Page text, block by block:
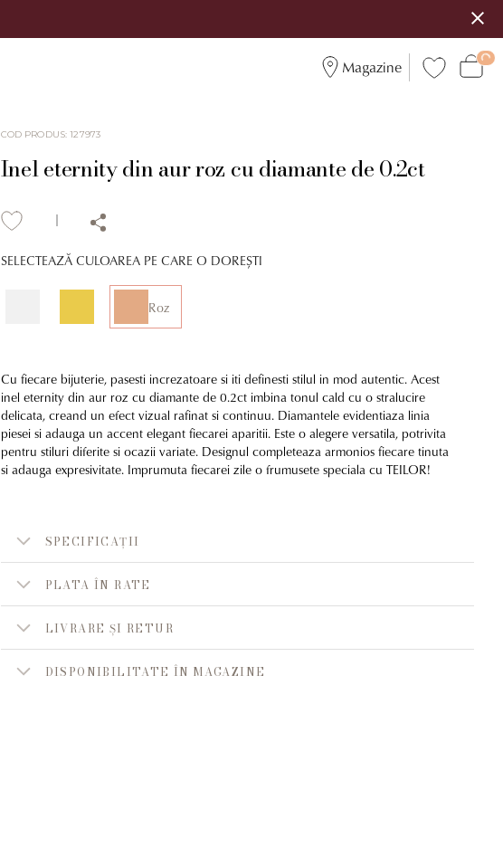
Magazine
COD PRODUS:127973
Inel eternity din aur roz cu diamante de 0.2ct
SELECTEAZĂ CULOAREA PE CARE O DOREȘTI
Roz
Cu fiecare bijuterie, pasesti increzatoare si iti definesti stilul in mod autentic. Acest
inel eternity din aur roz cu diamante de 0.2ct imbina tonul cald cu o stralucire
delicata, creand un efect vizual rafinat si continuu. Diamantele evidentiaza linia
piesei si adauga un accent elegant fiecarei aparitii. Este o alegere versatila, potrivita
pentru stiluri diferite si ocazii variate. Designul completeaza armonios fiecare tinuta
si adauga expresivitate. Imprumuta fiecarei zile o frumusete speciala cu TEILOR!
SPECIFICAȚII
PLATA ÎN RATE
LIVRARE ȘI RETUR
DISPONIBILITATE ÎN MAGAZINE